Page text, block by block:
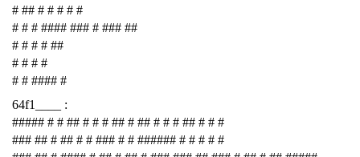
# ## # # # # #
# # # #### ### # ### ##
# # # # ##
# # # #
# # #### #
64f1____ :
##### # # ## # # # ## # ## # # # ## # # #
### ## # ## # # ### # # ###### # # # # #